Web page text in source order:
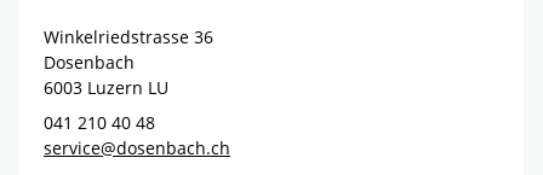
Winkelriedstrasse 36
Dosenbach
6003 Luzern LU
041 210 40 48
service@dosenbach.ch